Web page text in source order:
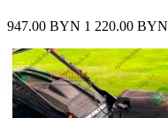
947.00 BYN 1 220.00 BYN